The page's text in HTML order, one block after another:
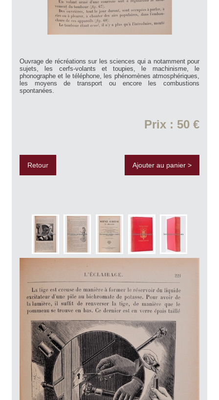
Ouvrage de récréations sur les sciences qui a notamment pour
sujets, les cerfs-volants et toupies, le machinisme, le
phonographe et le téléphone, les phénomènes atmosphériques,
les moyens de transport ou encore les combustions
spontanées.
Prix : 50 €
Retour Ajouter au panier >